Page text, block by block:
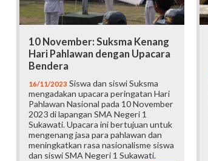
10 November: Suksma Kenang
Hari Pahlawan dengan Upacara
Bendera
16/11/2023 Siswa dan siswi Suksma
mengadakan upacara peringatan Hari
Pahlawan Nasional pada 10 November
2023 di lapangan SMA Negeri 1
Sukawati. Upacara ini bertujuan untuk
mengenang jasa para pahlawan dan
meningkatkan rasa nasionalisme siswa
dan siswi SMA Negeri 1 Sukawati.